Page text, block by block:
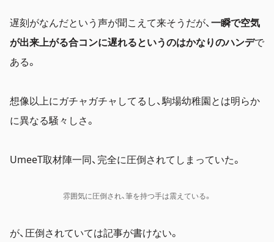
遅刻がなんだという声が聞こえて来そうだが、一瞬で空気
が出来上がる合コンに遅れるというのはかなりのハンデで
ある。
想像以上にガチャガチャしてるし、駒場幼稚園とは明らか
に異なる騒々しさ。
UmeeT取材陣一同、完全に圧倒されてしまっていた。
雰囲気に圧倒され、筆を持つ手は震えている。
が、圧倒されていては記事が書けない。